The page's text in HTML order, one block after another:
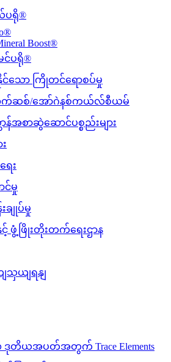
ပရို®
Boost®
င်ပရို®
သော ကြိုတင်ရောစပ်မှု
က်ဆစ်/အော်ဂဲနစ်ကယ်လ်စီယမ်
န်အစာဆွဲဆောင်ပစ္စည်းများ
ေး
င်မှု
ျုပ်မှု
ဖွံ့ဖြိုးတိုးတက်ရေးဌာန
သှယျရနျ
ဒုတိယအပတ်အတွက် Trace Elements